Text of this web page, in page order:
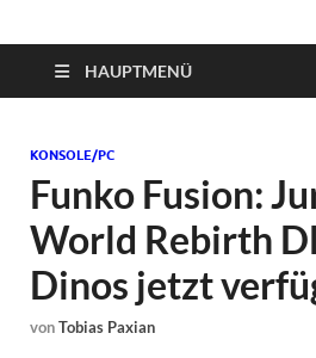
Technoloki:
und
News
Blockbuster, Indie-Perlen und
HAUPTMENÜ
KONSOLE/PC
Funko Fusion:
World Rebirth
Dinos jetzt
vonTobias Paxian